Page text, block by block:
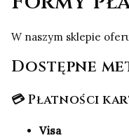
W naszym sklepie
Dostępne
💳 Płatności
Visa